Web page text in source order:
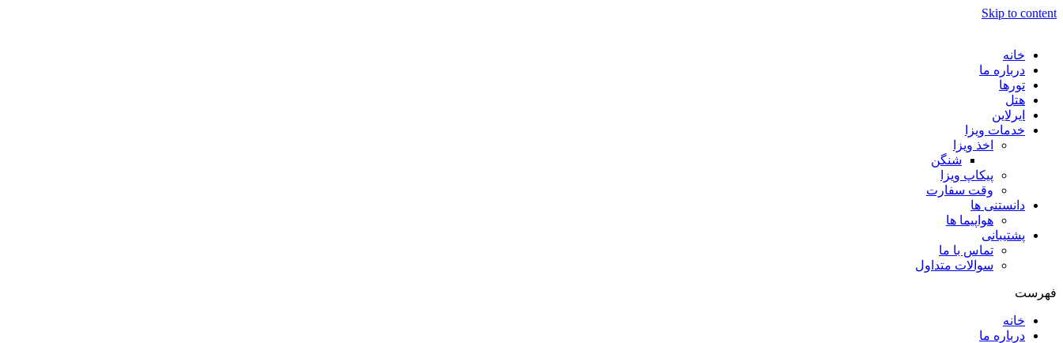
Skip to content
خانه
درباره ما
تورها
هتل
ایرلاین
خدمات ویزا
اخذ ویزا
شنگن
پیکاپ ویزا
وقت سفارت
دانستنی ها
هواپیما ها
پشتیبانی
تماس با ما
سوالات متداول
فهرست
خانه
درباره ما